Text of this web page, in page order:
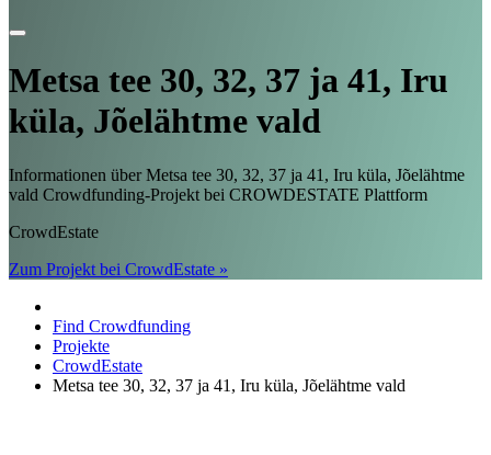
Metsa tee 30, 32, 37 ja 41, Iru
küla, Jõelähtme vald
Informationen über Metsa tee 30, 32, 37 ja 41, Iru küla, Jõelähtme
vald Crowdfunding-Projekt bei CROWDESTATE Plattform
CrowdEstate
Zum Projekt bei CrowdEstate »
Find Crowdfunding
Projekte
CrowdEstate
Metsa tee 30, 32, 37 ja 41, Iru küla, Jõelähtme vald